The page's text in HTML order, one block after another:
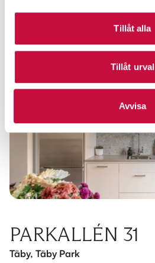
Tillåt alla
Tillåt urval
Avvisa
PARKALLÉN 31
Täby, Täby Park